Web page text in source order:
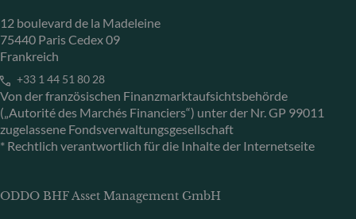
12 boulevard de la Madeleine
75440 Paris Cedex 09
Frankreich
+33 1 44 51 80 28
Von der französischen Finanzmarktaufsichtsbehörde
(„Autorité des Marchés Financiers“) unter der Nr. GP 99011
zugelassene Fondsverwaltungsgesellschaft
* Rechtlich verantwortlich für die Inhalte der Internetseite
ODDO BHF Asset Management GmbH